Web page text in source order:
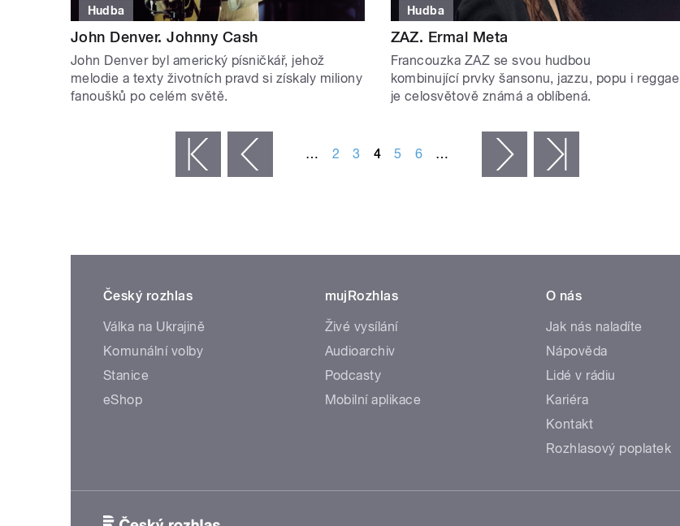
Hudba
John Denver. Johnny Cash
John Denver byl americký písničkář, jehož
melodie a texty životních pravd si získaly miliony
fanoušků po celém světě.
Hudba
ZAZ. Ermal Meta
Francouzka ZAZ se svou hudbou
kombinující prvky šansonu, jazzu, popu i reggae
je celosvětově známá a oblíbená.
‹ předchozí … 2 3 4 5 6 … následující ›
Český rozhlas
Válka na Ukrajině
Komunální volby
Stanice
eShop
mujRozhlas
Živé vysílání
Audioarchiv
Podcasty
Mobilní aplikace
O nás
Jak nás naladíte
Nápověda
Lidé v rádiu
Kariéra
Kontakt
Rozhlasový poplatek